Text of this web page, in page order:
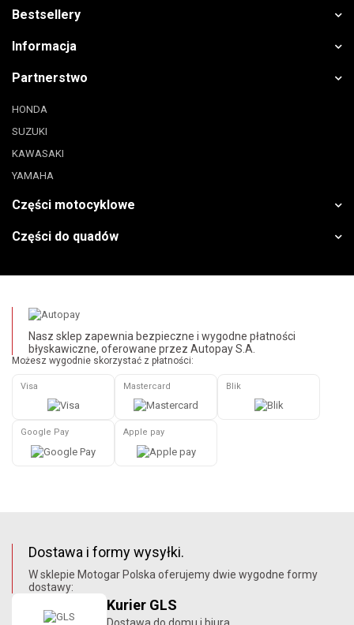
Bestsellery
Informacja
Partnerstwo
HONDA
SUZUKI
KAWASAKI
YAMAHA
Części motocyklowe
Części do quadów
Nasz sklep zapewnia bezpieczne i wygodne płatności
błyskawiczne, oferowane przez Autopay S.A.
Możesz wygodnie skorzystać z płatności:
Visa Mastercard Blik
Google Pay Apple pay
Dostawa i formy wysyłki.
W sklepie Motogar Polska oferujemy dwie wygodne formy
dostawy:
Kurier GLS
Dostawa do domu i biura.